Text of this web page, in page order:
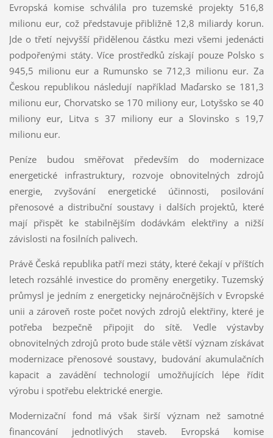
Evropská komise schválila pro tuzemské projekty 516,8
milionu eur, což představuje přibližně 12,8 miliardy korun.
Jde o třetí nejvyšší přidělenou částku mezi všemi jedenácti
podpořenými státy. Více prostředků získají pouze Polsko s
945,5 milionu eur a Rumunsko se 712,3 milionu eur. Za
Českou republikou následují například Maďarsko se 181,3
milionu eur, Chorvatsko se 170 miliony eur, Lotyšsko se 40
miliony eur, Litva s 37 miliony eur a Slovinsko s 19,7
milionu eur.
Peníze budou směřovat především do modernizace
energetické infrastruktury, rozvoje obnovitelných zdrojů
energie, zvyšování energetické účinnosti, posilování
přenosové a distribuční soustavy i dalších projektů, které
mají přispět ke stabilnějším dodávkám elektřiny a nižší
závislosti na fosilních palivech.
Právě Česká republika patří mezi státy, které čekají v příštích
letech rozsáhlé investice do proměny energetiky. Tuzemský
průmysl je jedním z energeticky nejnáročnějších v Evropské
unii a zároveň roste počet nových zdrojů elektřiny, které je
potřeba bezpečně připojit do sítě. Vedle výstavby
obnovitelných zdrojů proto bude stále větší význam získávat
modernizace přenosové soustavy, budování akumulačních
kapacit a zavádění technologií umožňujících lépe řídit
výrobu i spotřebu elektrické energie.
Modernizační fond má však širší význam než samotné
financování jednotlivých staveb. Evropská komise